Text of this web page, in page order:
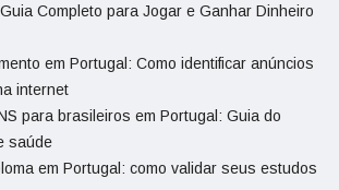
Completo para Jogar e Ganhar Dinheiro
em Portugal: Como identificar anúncios
internet
para brasileiros em Portugal: Guia do
saúde
em Portugal: como validar seus estudos